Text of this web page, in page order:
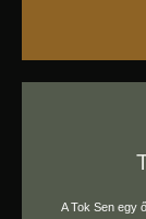
A Tok Sen egy